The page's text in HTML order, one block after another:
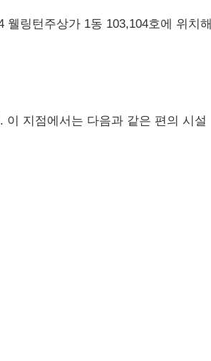
링턴주상가 1동 103,104호에 위치해
이 지점에서는 다음과 같은 편의 시설